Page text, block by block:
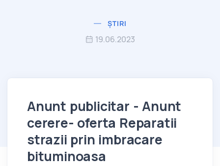
ȘTIRI
19.06.2023
Anunt publicitar - Anunt
cerere- oferta Reparatii
strazii prin imbracare
bituminoasa